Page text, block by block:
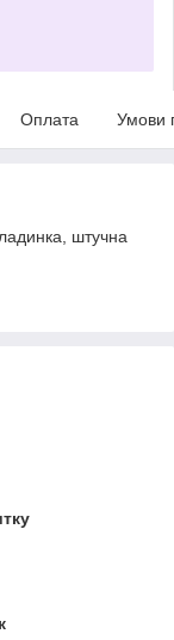
Оплата Умови
штучна